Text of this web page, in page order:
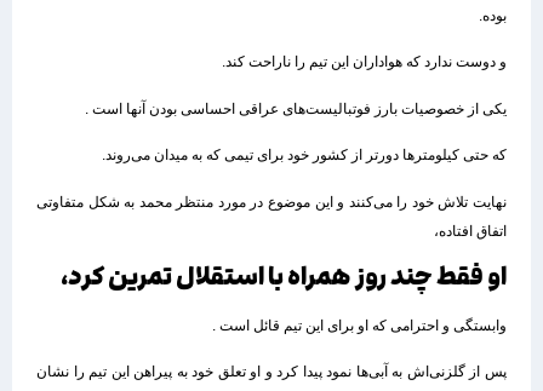
بوده.
و دوست ندارد که هواداران این تیم را ناراحت کند.
یکی از خصوصیات بارز فوتبالیست‌های عراقی احساسی بودن آنها است .
که حتی کیلومترها دورتر از کشور خود برای تیمی که به میدان می‌روند.
نهایت تلاش خود را می‌کنند و این موضوع در مورد منتظر محمد به شکل متفاوتی
اتفاق افتاده،
او فقط چند روز همراه با استقلال تمرین کرد،
وابستگی و احترامی که او برای این تیم قائل است .
پس از گلزنی‌اش به آبی‌ها نمود پیدا کرد و او تعلق خود به پیراهن این تیم را نشان